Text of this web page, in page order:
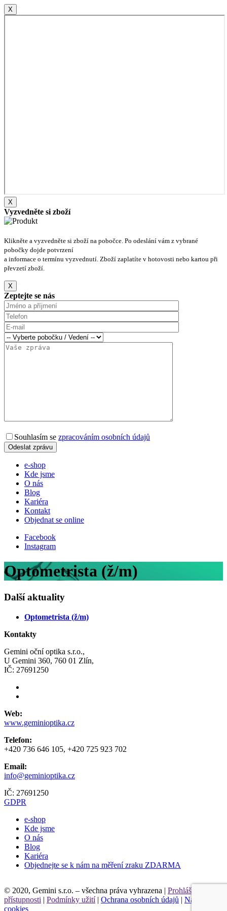
X
X
Vyzvedněte si zboží
Klikněte a vyzvedněte si zboží na pobočce. Po odeslání vám z vybrané
pobočky dojde potvrzení
a informace o termínu vyzvednutí. Zboží zaplatíte v hotovosti nebo kartou při
převzetí zboží.
X
Zeptejte se nás
Souhlasím se zpracováním osobních údajů
e-shop
Kde jsme
O nás
Blog
Kariéra
Kontakt
Objednat se online
Facebook
Instagram
Optometrista (ž/m)
Další aktuality
Optometrista (ž/m)
Kontakty
Gemini oční optika s.r.o.,
U Gemini 360, 760 01 Zlín,
IČ: 27691250
Web:
www.geminioptika.cz
Telefon:
+420 736 646 105, +420 725 923 702
Email:
info@geminioptika.cz
IČ: 27691250
GDPR
e-shop
Kde jsme
O nás
Blog
Kariéra
Objednejte se k nám na měření zraku ZDARMA
© 2020, Gemini s.r.o. – všechna práva vyhrazena | Prohlášení o
přístupnosti | Podmínky užití| Ochrana osobních údajů | Nastavení
cookies